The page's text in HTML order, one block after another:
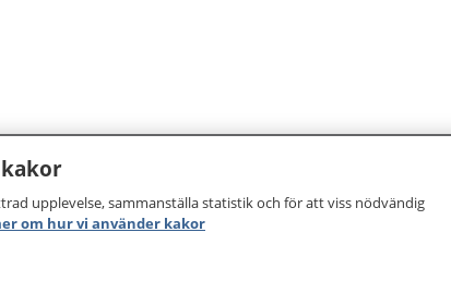
upplevelse, sammanställa statistik och för att viss nödvändig
om hur vi använder kakor